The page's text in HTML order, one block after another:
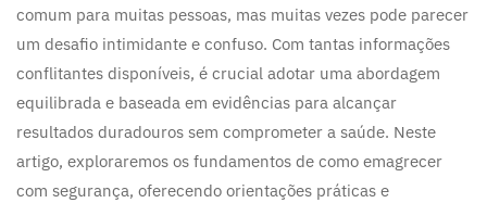
comum para muitas pessoas, mas muitas vezes pode parecer
um desafio intimidante e confuso. Com tantas informações
conflitantes disponíveis, é crucial adotar uma abordagem
equilibrada e baseada em evidências para alcançar
resultados duradouros sem comprometer a saúde. Neste
artigo, exploraremos os fundamentos de como emagrecer
com segurança, oferecendo orientações práticas e